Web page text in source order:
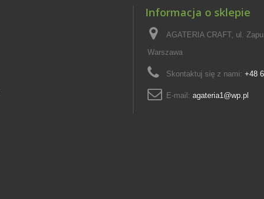
Informacja o sklepie
AGATERIA CRAFT, ul.
Warszawa
Skontaktuj się z nami: +48
E-mail: agateria1@wp.pl